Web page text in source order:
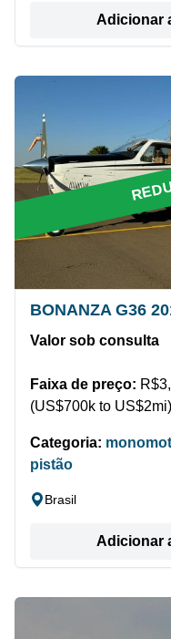
Adicionar
BONANZA G36
Valor sob consulta
Faixa de preço:
(US$700k to US$2mi)
Categoria:
pistão
Brasil
Adicionar